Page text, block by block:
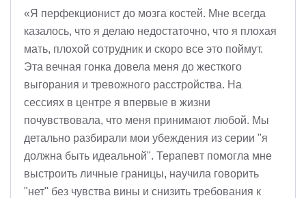
«Я перфекционист до мозга костей. Мне всегда
казалось, что я делаю недостаточно, что я плохая
мать, плохой сотрудник и скоро все это поймут.
Эта вечная гонка довела меня до жесткого
выгорания и тревожного расстройства. На
сессиях в центре я впервые в жизни
почувствовала, что меня принимают любой. Мы
детально разбирали мои убеждения из серии "я
должна быть идеальной". Терапевт помогла мне
выстроить личные границы, научила говорить
"нет" без чувства вины и снизить требования к